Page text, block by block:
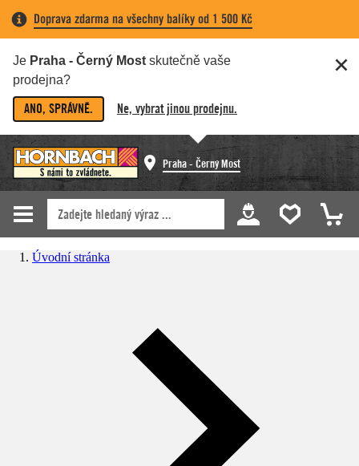
Doprava zdarma na všechny balíky od 1 500 Kč
Je Praha - Černý Most skutečně vaše
prodejna?
ANO, SPRÁVNĚ. Ne, vybrat jinou prodejnu.
Praha - Černý Most
Úvodní stránka